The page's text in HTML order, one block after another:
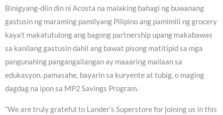
Binigyang-diin din ni Acosta na malaking bahagi ng buwanang
gastusin ng maraming pamilyang Pilipino ang pamimili ng grocery
kaya’t makatutulong ang bagong partnership upang makabawas
sa kanilang gastusin dahil ang bawat pisong matitipid sa mga
pangunahing pangangailangan ay maaaring mailaan sa
edukasyon, pamasahe, bayarin sa kuryente at tubig, o maging
dagdag na ipon sa MP2 Savings Program.
“We are truly grateful to Lander’s Superstore for joining us in this